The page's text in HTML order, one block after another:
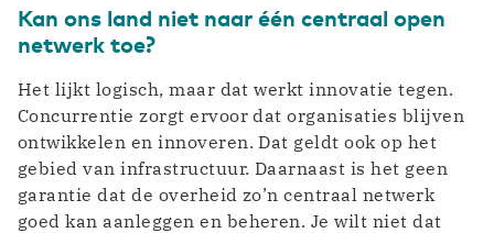
Kan ons land niet naar één centraal open
netwerk toe?
Het lijkt logisch, maar dat werkt innovatie tegen.
Concurrentie zorgt ervoor dat organisaties blijven
ontwikkelen en innoveren. Dat geldt ook op het
gebied van infrastructuur. Daarnaast is het geen
garantie dat de overheid zo’n centraal netwerk
goed kan aanleggen en beheren. Je wilt niet dat